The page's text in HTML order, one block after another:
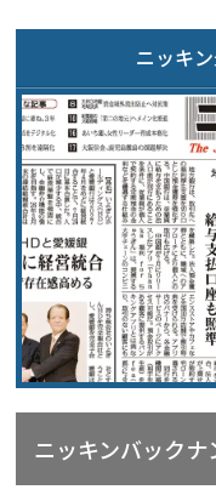
ニッキ
ニッキンバックナ